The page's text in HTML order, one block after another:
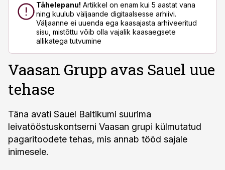
Tähelepanu! Artikkel on enam kui 5 aastat vana
ning kuulub väljaande digitaalsesse arhiivi.
Väljaanne ei uuenda ega kaasajasta arhiveeritud
sisu, mistõttu võib olla vajalik kaasaegsete
allikatega tutvumine
Vaasan Grupp avas Sauel uue
tehase
Täna avati Sauel Baltikumi suurima
leivatööstuskontserni Vaasan grupi külmutatud
pagaritoodete tehas, mis annab tööd sajale
inimesele.